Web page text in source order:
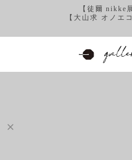
【徒爾 nikke
【大山求 オノエ